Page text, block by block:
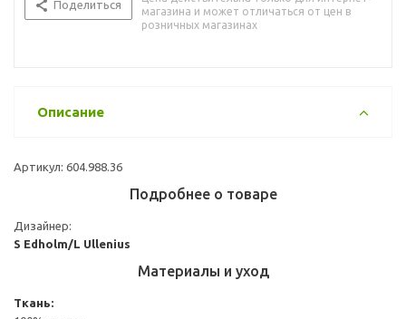
Поделиться
магазина и может отличаться от цен в
розничных магазинах
Описание
Артикул: 604.988.36
Подробнее о товаре
Дизайнер:
S Edholm/L Ullenius
Материалы и уход
Ткань: